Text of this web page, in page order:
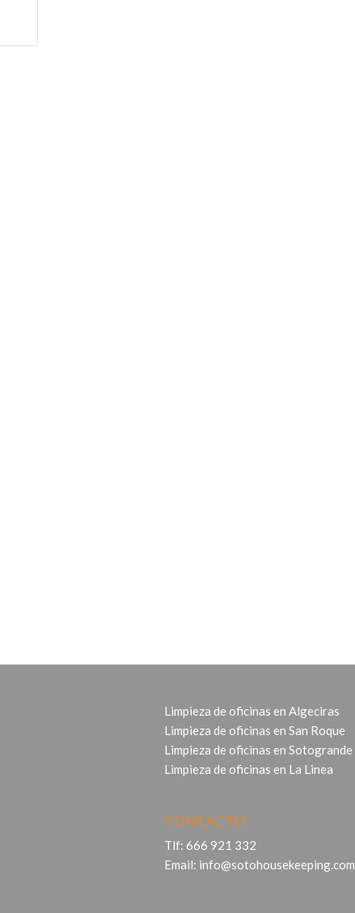
Limpieza de oficinas en Algeciras
Limpieza de oficinas en San Roque
Limpieza de oficinas en Sotogrande
Limpieza de oficinas en La Linea
CONTACTO
Tlf: 666 921 332
Email: info@sotohousekeeping.com